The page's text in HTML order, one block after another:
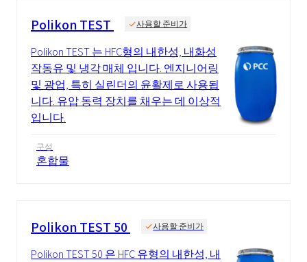
Polikon TEST 사용할 준비가
Polikon TEST 는 HFC형의 내한성, 내화성
작동유 및 냉각 매체 입니다. 엔지니어링
및 광업, 특히 실린더의 윤활제로 사용됩
니다. 유압 동력 장치를 채우는 데 이상적
입니다.
구성
혼합물
Polikon TEST 50 사용할 준비가
Polikon TEST 50 은 HFC 유형의 내한성, 내